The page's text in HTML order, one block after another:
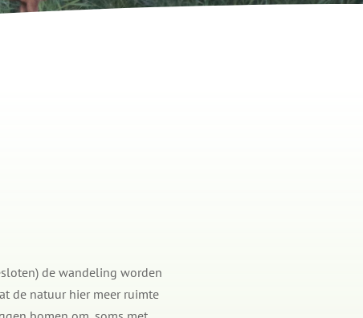
de wandeling worden
de natuur hier meer ruimte